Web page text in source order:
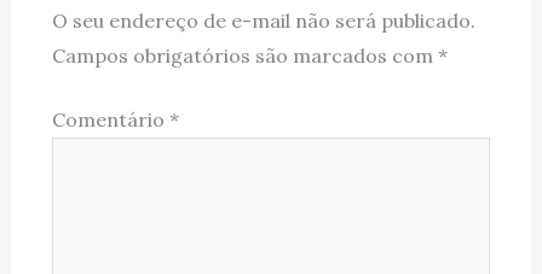
O seu endereço de e-mail não será publicado.
Campos obrigatórios são marcados com *
Comentário *